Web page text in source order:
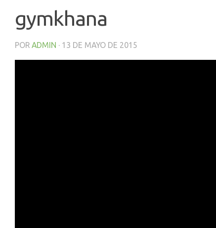
gymkhana
POR ADMIN · 13 DE MAYO DE 2015